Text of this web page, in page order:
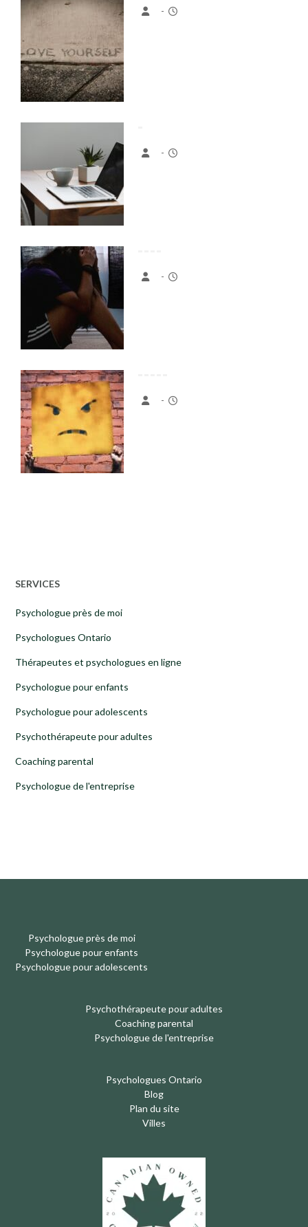
-
-
-
-
SERVICES
Psychologue près de moi
Psychologues Ontario
Thérapeutes et psychologues en ligne
Psychologue pour enfants
Psychologue pour adolescents
Psychothérapeute pour adultes
Coaching parental
Psychologue de l'entreprise
Psychologue près de moi
Psychologue pour enfants
Psychologue pour adolescents
Psychothérapeute pour adultes
Coaching parental
Psychologue de l'entreprise
Psychologues Ontario
Blog
Plan du site
Villes